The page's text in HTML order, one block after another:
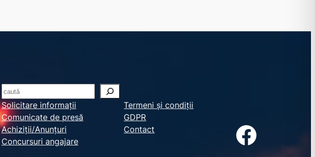
S
e
a
r
c
Solicitare informații
Comunicate de presă
Achiziții/Anunțuri
Concursuri angajare
Termeni și condiții
GDPR
Contact
Facebook